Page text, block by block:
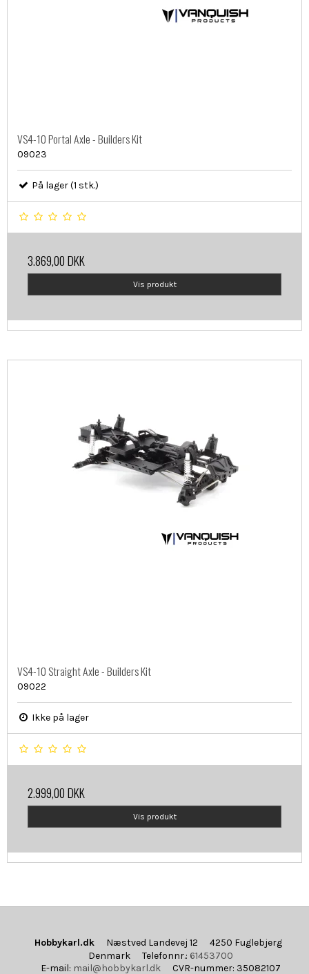
VS4-10 Portal Axle - Builders Kit
09023
På lager (1 stk.)
3.869,00 DKK
Vis produkt
VS4-10 Straight Axle - Builders Kit
09022
Ikke på lager
2.999,00 DKK
Vis produkt
Hobbykarl.dk Næstved Landevej 12
4250 Fuglebjerg
Denmark
Telefonnr.: 61453700
E-mail: mail@hobbykarl.dk CVR-nummer: 35082107